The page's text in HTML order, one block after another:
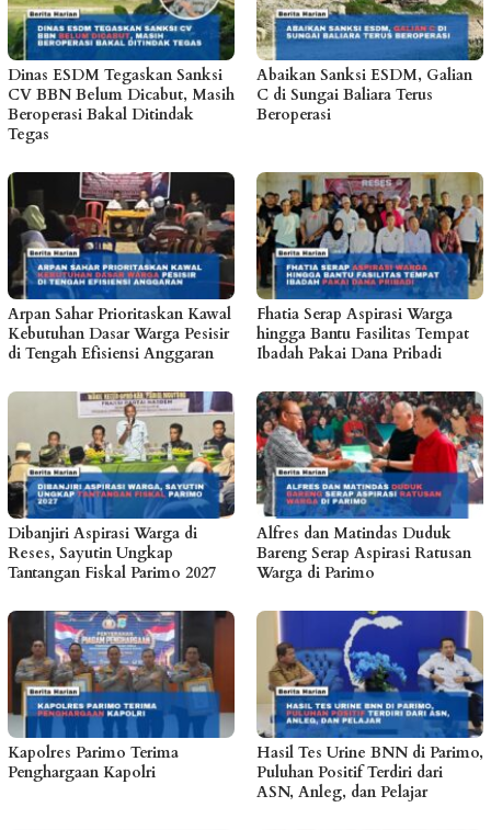
Dinas ESDM Tegaskan Sanksi
CV BBN Belum Dicabut, Masih
Beroperasi Bakal Ditindak
Tegas
Abaikan Sanksi ESDM, Galian
C di Sungai Baliara Terus
Beroperasi
Arpan Sahar Prioritaskan Kawal
Kebutuhan Dasar Warga Pesisir
di Tengah Efisiensi Anggaran
Fhatia Serap Aspirasi Warga
hingga Bantu Fasilitas Tempat
Ibadah Pakai Dana Pribadi
Dibanjiri Aspirasi Warga di
Reses, Sayutin Ungkap
Tantangan Fiskal Parimo 2027
Alfres dan Matindas Duduk
Bareng Serap Aspirasi Ratusan
Warga di Parimo
Kapolres Parimo Terima
Penghargaan Kapolri
Hasil Tes Urine BNN di Parimo,
Puluhan Positif Terdiri dari
ASN, Anleg, dan Pelajar